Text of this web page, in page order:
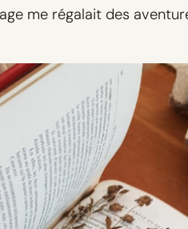
me régalait des